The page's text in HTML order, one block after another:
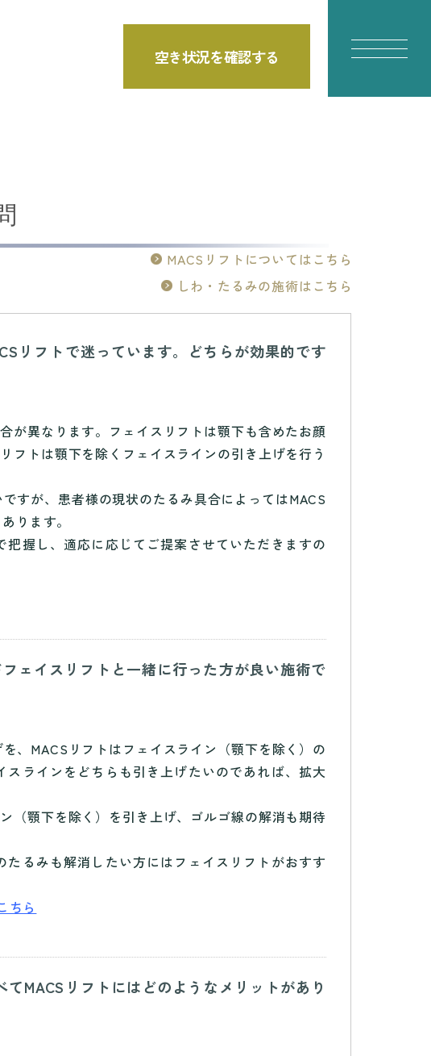
空き状況を確認する
MACSリフトについてはこちら
しわ・たるみの施術はこちら
リフトで迷っています。どちらが効果的です
が異なります。フェイスリフトは顎下も含めたお顔
フトは顎下を除くフェイスラインの引き上げを行う
すが、患者様の現状のたるみ具合によってはMACS
ります。
握し、適応に応じてご提案させていただきますの
ェイスリフトと一緒に行った方が良い施術で
、MACSリフトはフェイスライン（顎下を除く）の
ラインをどちらも引き上げたいのであれば、拡大
（顎下を除く）を引き上げ、ゴルゴ線の解消も期待
るみも解消したい方にはフェイスリフトがおすす
ちら
てMACSリフトにはどのようなメリットがあり